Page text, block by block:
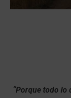
“Porque todo lo